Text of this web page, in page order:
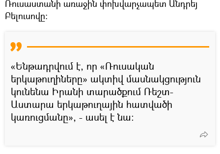
Ռուսաստանի առաջին փոխվարչապետ Անդրեյ
Բելուսովը։
«Ենթադրվում է, որ «Ռուսական
երկաթուղիները» ակտիվ մասնակցություն
կունենա Իրանի տարածքում Ռեշտ-
Աստարա երկաթուղային հատվածի
կառուցմանը», - ասել է նա: